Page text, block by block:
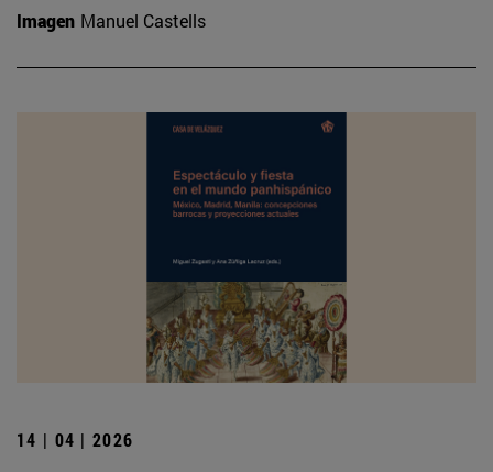
Imagen Manuel Castells
14 | 04 | 2026